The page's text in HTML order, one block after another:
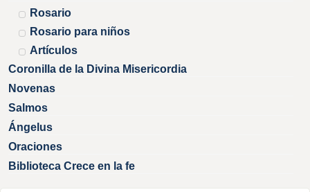
Rosario
Rosario para niños
Artículos
Coronilla de la Divina Misericordia
Novenas
Salmos
Ángelus
Oraciones
Biblioteca Crece en la fe